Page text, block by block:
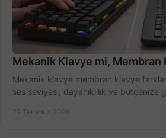
Mekanik Klavye mi, Membran
Mekanik klavye membran klavye
ses seviyesi, dayanıklılık ve bütçenize
22 Temmuz 2026